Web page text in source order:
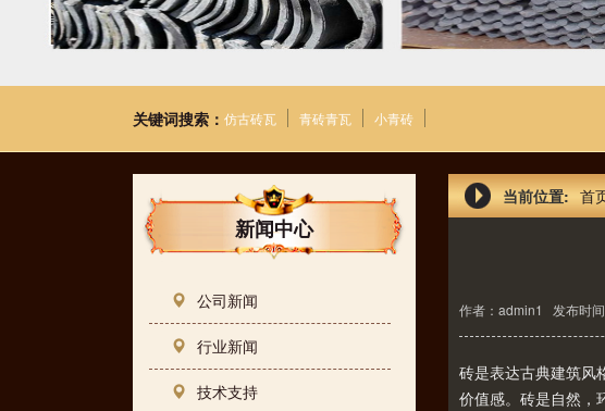
关键词搜索： 仿古砖瓦 青砖青瓦 小青砖
新闻中心
公司新闻
行业新闻
技术支持
当前位置: 首
作者：admin1 发布时
砖是表达古典建筑风
价值感。砖是自然，